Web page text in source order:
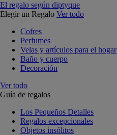
El regalo según diptyque
Elegir un Regalo Ver todo
Cofres
Perfumes
Velas y artículos para el hogar
Baño y cuerpo
Decoración
Ver todo
Guía de regalos
Los Pequeños Detalles
Regalos excepcionales
Objetos insólitos